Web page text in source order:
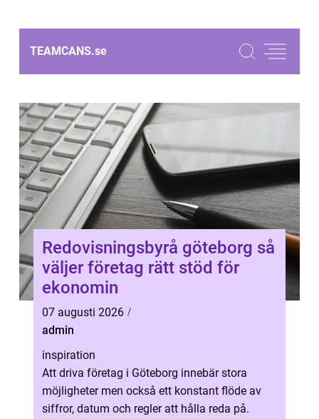
TEAMCANS.se
Redovisningsbyrå göteborg så
väljer företag rätt stöd för
ekonomin
07 augusti 2026
admin
inspiration
Att driva företag i Göteborg innebär stora
möjligheter men också ett konstant flöde av
siffror, datum och regler att hålla reda på.